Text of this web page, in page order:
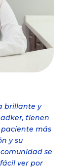
brillante y
tienen
más
y su
se
ver por